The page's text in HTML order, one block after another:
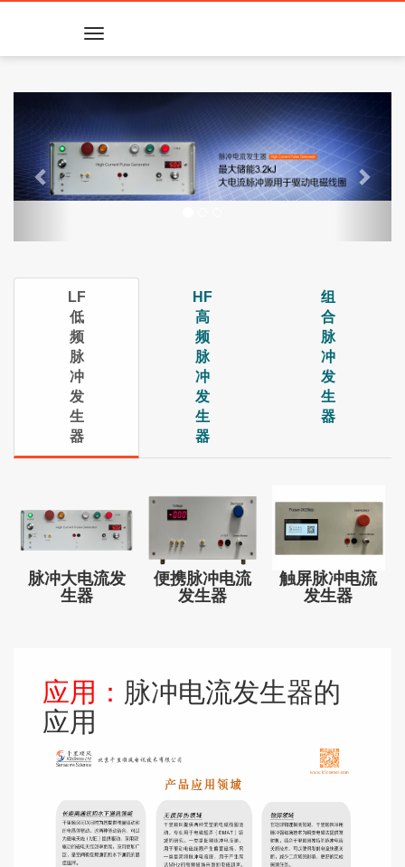
Toggle
navigation
Next
LF
低
频
脉
冲
发
生
器
HF
高
频
脉
冲
发
生
器
组
合
脉
冲
发
生
器
脉冲大电流发
生器
便携脉冲电流
发生器
触屏脉冲电流
发生器
应用： 脉冲电流发生器的
应用